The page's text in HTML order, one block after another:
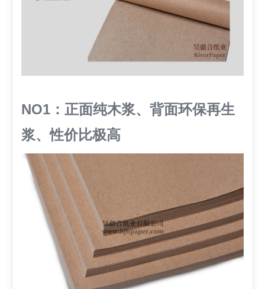
NO1：正面纯木浆、背面环保再生
浆、性价比极高